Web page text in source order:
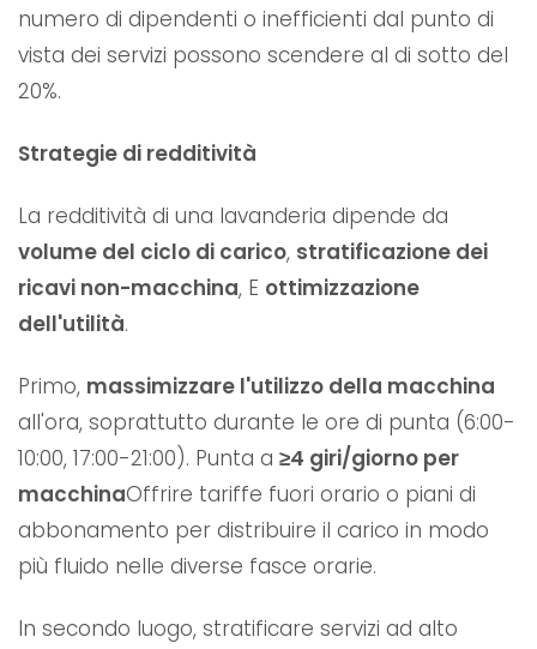
numero di dipendenti o inefficienti dal punto di
vista dei servizi possono scendere al di sotto del
20%.
Strategie di redditività
La redditività di una lavanderia dipende da
volume del ciclo di carico, stratificazione dei
ricavi non-macchina, E ottimizzazione
dell'utilità.
Primo, massimizzare l'utilizzo della macchina
all'ora, soprattutto durante le ore di punta (6:00-
10:00, 17:00-21:00). Punta a ≥4 giri/giorno per
macchinaOffrire tariffe fuori orario o piani di
abbonamento per distribuire il carico in modo
più fluido nelle diverse fasce orarie.
In secondo luogo, stratificare servizi ad alto